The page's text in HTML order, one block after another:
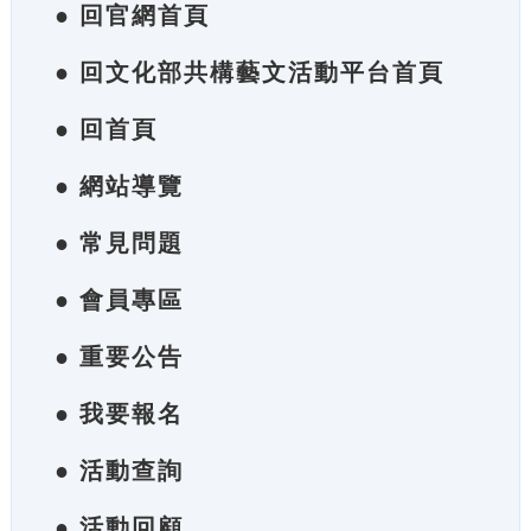
● 回官網首頁
● 回文化部共構藝文活動平台首頁
● 回首頁
● 網站導覽
● 常見問題
● 會員專區
● 重要公告
● 我要報名
● 活動查詢